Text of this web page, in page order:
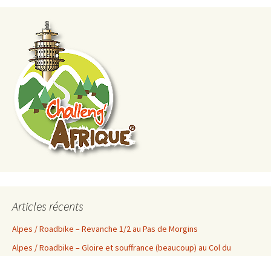
Articles récents
Alpes / Roadbike – Revanche 1/2 au Pas de Morgins
Alpes / Roadbike – Gloire et souffrance (beaucoup) au Col du